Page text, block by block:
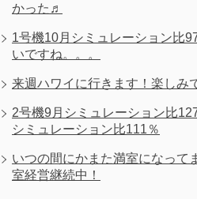
かった♬
1号機10月シミュレーション比
いですね。。。
来週ハワイに行きます！楽しみ
2号機9月シミュレーション比
シミュレーション比111％
いつの間にかまた満室になって
室経営継続中！